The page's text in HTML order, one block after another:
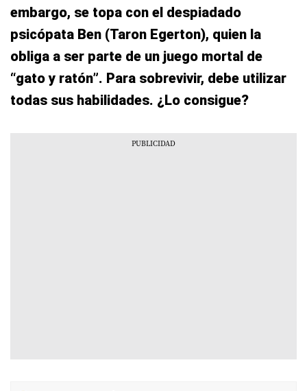
embargo, se topa con el despiadado
psicópata Ben (Taron Egerton), quien la
obliga a ser parte de un juego mortal de
“gato y ratón”. Para sobrevivir, debe utilizar
todas sus habilidades. ¿Lo consigue?